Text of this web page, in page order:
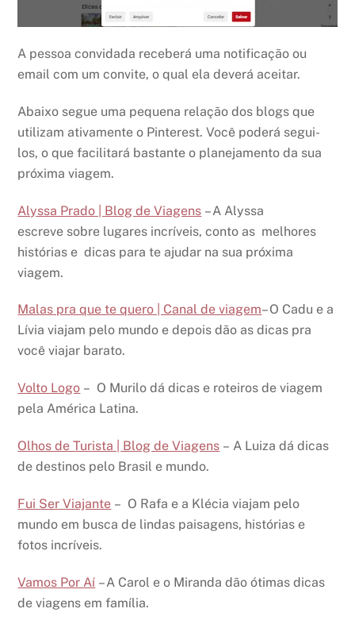
A pessoa convidada receberá uma notificação ou
email com um convite, o qual ela deverá aceitar.
Abaixo segue uma pequena relação dos blogs que
utilizam ativamente o Pinterest. Você poderá segui-
los, o que facilitará bastante o planejamento da sua
próxima viagem.
Alyssa Prado | Blog de Viagens – A Alyssa
escreve sobre lugares incríveis, conto as melhores
histórias e dicas para te ajudar na sua próxima
viagem.
Malas pra que te quero | Canal de viagem– O Cadu e a
Lívia viajam pelo mundo e depois dão as dicas pra
você viajar barato.
Volto Logo – O Murilo dá dicas e roteiros de viagem
pela América Latina.
Olhos de Turista | Blog de Viagens – A Luiza dá dicas
de destinos pelo Brasil e mundo.
Fui Ser Viajante – O Rafa e a Klécia viajam pelo
mundo em busca de lindas paisagens, histórias e
fotos incríveis.
Vamos Por Aí – A Carol e o Miranda dão ótimas dicas
de viagens em família.